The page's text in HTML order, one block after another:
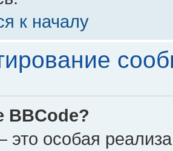
к началу
BBCode?
это особая